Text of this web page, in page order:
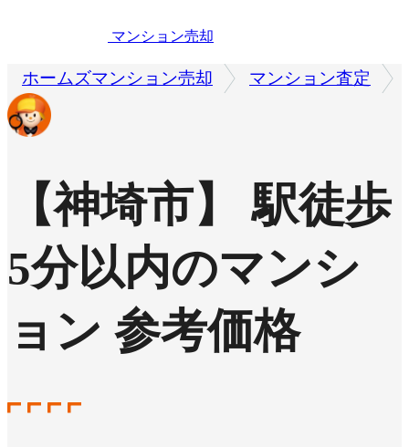
マンション売却
ホームズマンション売却 マンション査定
【神埼市】 駅徒歩
5分以内のマンシ
ョン 参考価格